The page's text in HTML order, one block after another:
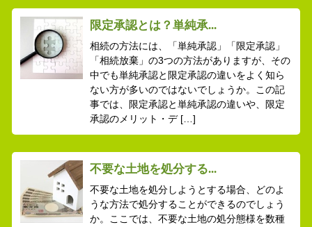
限定承認とは？単純承...
相続の方法には、「単純承認」「限定承認」
「相続放棄」の3つの方法がありますが、その
中でも単純承認と限定承認の違いをよく知ら
ない方が多いのではないでしょうか。この記
事では、限定承認と単純承認の違いや、限定
承認のメリット・デ […]
不要な土地を処分する...
不要な土地を処分しようとする場合、どのよ
うな方法で処分することができるのでしょう
か。ここでは、不要な土地の処分態様を数種